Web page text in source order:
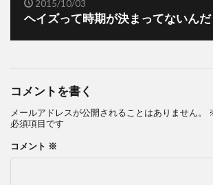
2015/10/03
ヘイズって時期が決まってないんだ
コメントを書く
メールアドレスが公開されることはありません。
必須項目です
コメント ※